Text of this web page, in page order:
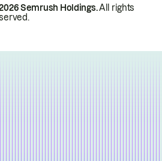
Semrush Holdings.All rights